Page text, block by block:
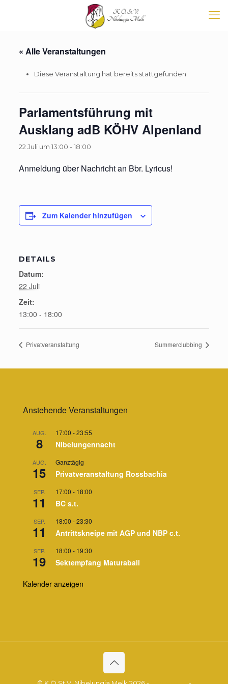
« Alle Veranstaltungen
Diese Veranstaltung hat bereits stattgefunden.
Parlamentsführung mit
Ausklang adB KÖHV Alpenland
22 Juli um 13:00 -18:00
Anmeldung über Nachricht an Bbr. Lyricus!
Zum Kalender hinzufügen
DETAILS
Datum:
22 Juli
Zeit:
13:00 - 18:00
Privatveranstaltung Summerclubbing
Anstehende Veranstaltungen
AUG.
8
17:00 -23:55
Nibelungennacht
AUG.
15
Ganztägig
Privatveranstaltung Rossbachia
SEP.
11
17:00 - 18:00
BC s.t.
SEP.
11
18:00 -23:30
Antrittskneipe mit AGP und NBP c.t.
SEP.
19
18:00 - 19:30
Sektempfang Maturaball
Kalender anzeigen